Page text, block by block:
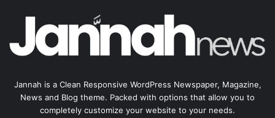
Jannah is a Clean Responsive WordPress Newspaper, Magazine,
News and Blog theme. Packed with options that allow you to
completely customize your website to your needs.